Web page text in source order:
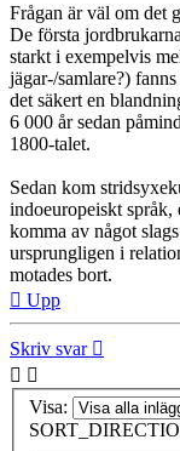
Frågan är väl om det
De första
starkt i exempelvis
jägar-/samlare?)
det säkert en
6 000 år sedan
1800-talet.
Sedan kom
indoeuropeiskt språk,
komma av något
ursprungligen i
motades bort.
Upp
Skriv svar
Visa: